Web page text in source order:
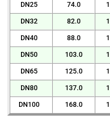
DN25
74.0
DN32
82.0
DN40
88.0
DN50
103.0
DN65
125.0
DN80
137.0
DN100
168.0